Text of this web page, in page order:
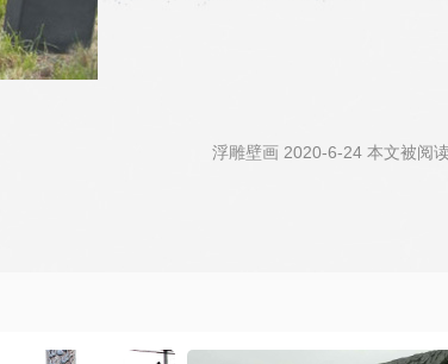
浮雕壁画 2020-6-24 本文被阅